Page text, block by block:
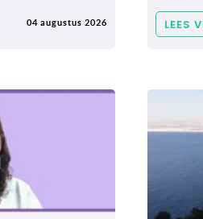
04 augustus 2026 LEES